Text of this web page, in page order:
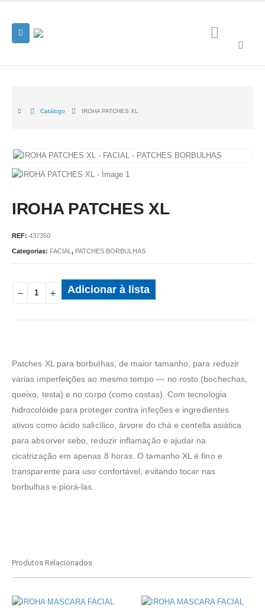
Catálogo IROHA PATCHES XL
IROHA PATCHES XL
REF: 437350
Categorias: FACIAL , PATCHES BORBULHAS
Adicionar à lista
Patches XL para borbulhas, de maior tamanho, para reduzir
várias imperfeições ao mesmo tempo — no rosto (bochechas,
queixo, testa) e no corpo (como costas). Com tecnologia
hidrocolóide para proteger contra infeções e ingredientes
ativos como ácido salicílico, árvore do chá e centella asiática
para absorver sebo, reduzir inflamação e ajudar na
cicatrização em apenas 8 horas. O tamanho XL é fino e
transparente para uso confortável, evitando tocar nas
borbulhas e piorá-las.
Produtos Relacionados